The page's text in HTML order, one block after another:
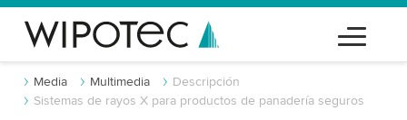
Media Multimedia
Descripción
Sistemas de rayos X para productos de panadería seguros